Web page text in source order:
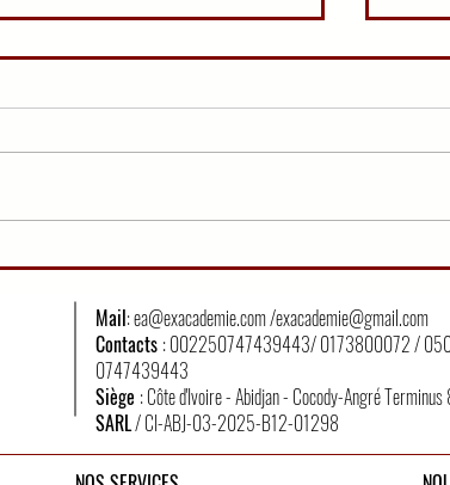
Mail:ea@exacademie.com/exacademie@gmail.com
Contacts : 002250747439443/ 0173800072 /
0747439443
Siège : Côte d'Ivoire - Abidjan - Cocody-Angré
SARL/ CI-ABJ-03-2025-B12-01298